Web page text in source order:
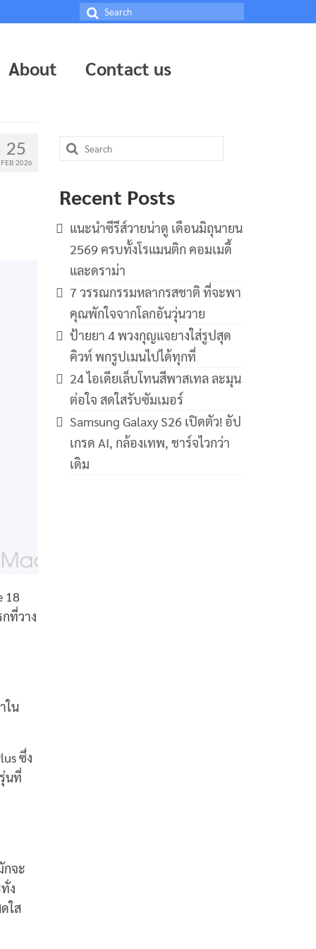
Search
About Contact us
25
FEB 2026
18
ที่วาง
ใน
ซึ่ง
นที่
กจะ
ง
ใส
Search
for:
Recent Posts
แนะนำซีรีส์วายน่าดู เดือนมิถุนายน
2569 ครบทั้งโรแมนติก คอมเมดี้
และดราม่า
7 วรรณกรรมหลากรสชาติ ที่จะพา
คุณพักใจจากโลกอันวุ่นวาย
ป้ายยา 4 พวงกุญแจยางใส่รูปสุด
คิวท์ พกรูปเมนไปได้ทุกที่
24 ไอเดียเล็บโทนสีพาสเทล ละมุน
ต่อใจ สดใสรับซัมเมอร์
Samsung Galaxy S26 เปิดตัว! อัป
เกรด AI, กล้องเทพ, ชาร์จไวกว่า
เดิม